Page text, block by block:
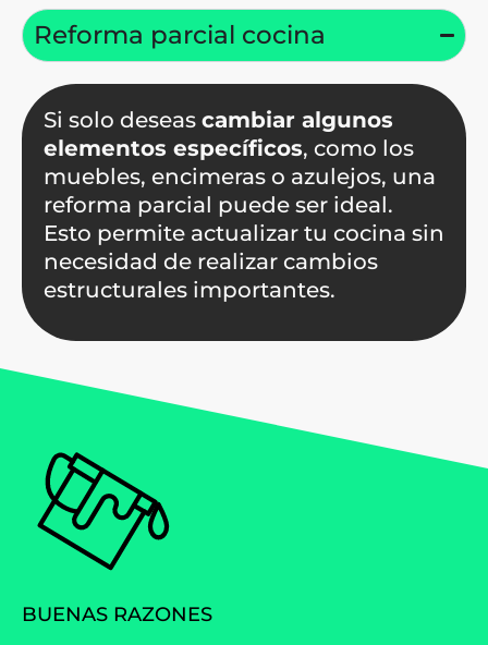
Reforma parcial cocina
Si solo deseas cambiar algunos
elementos específicos , como los
muebles, encimeras o azulejos, una
reforma parcial puede ser ideal.
Esto permite actualizar tu cocina sin
necesidad de realizar cambios
estructurales importantes.
BUENAS RAZONES